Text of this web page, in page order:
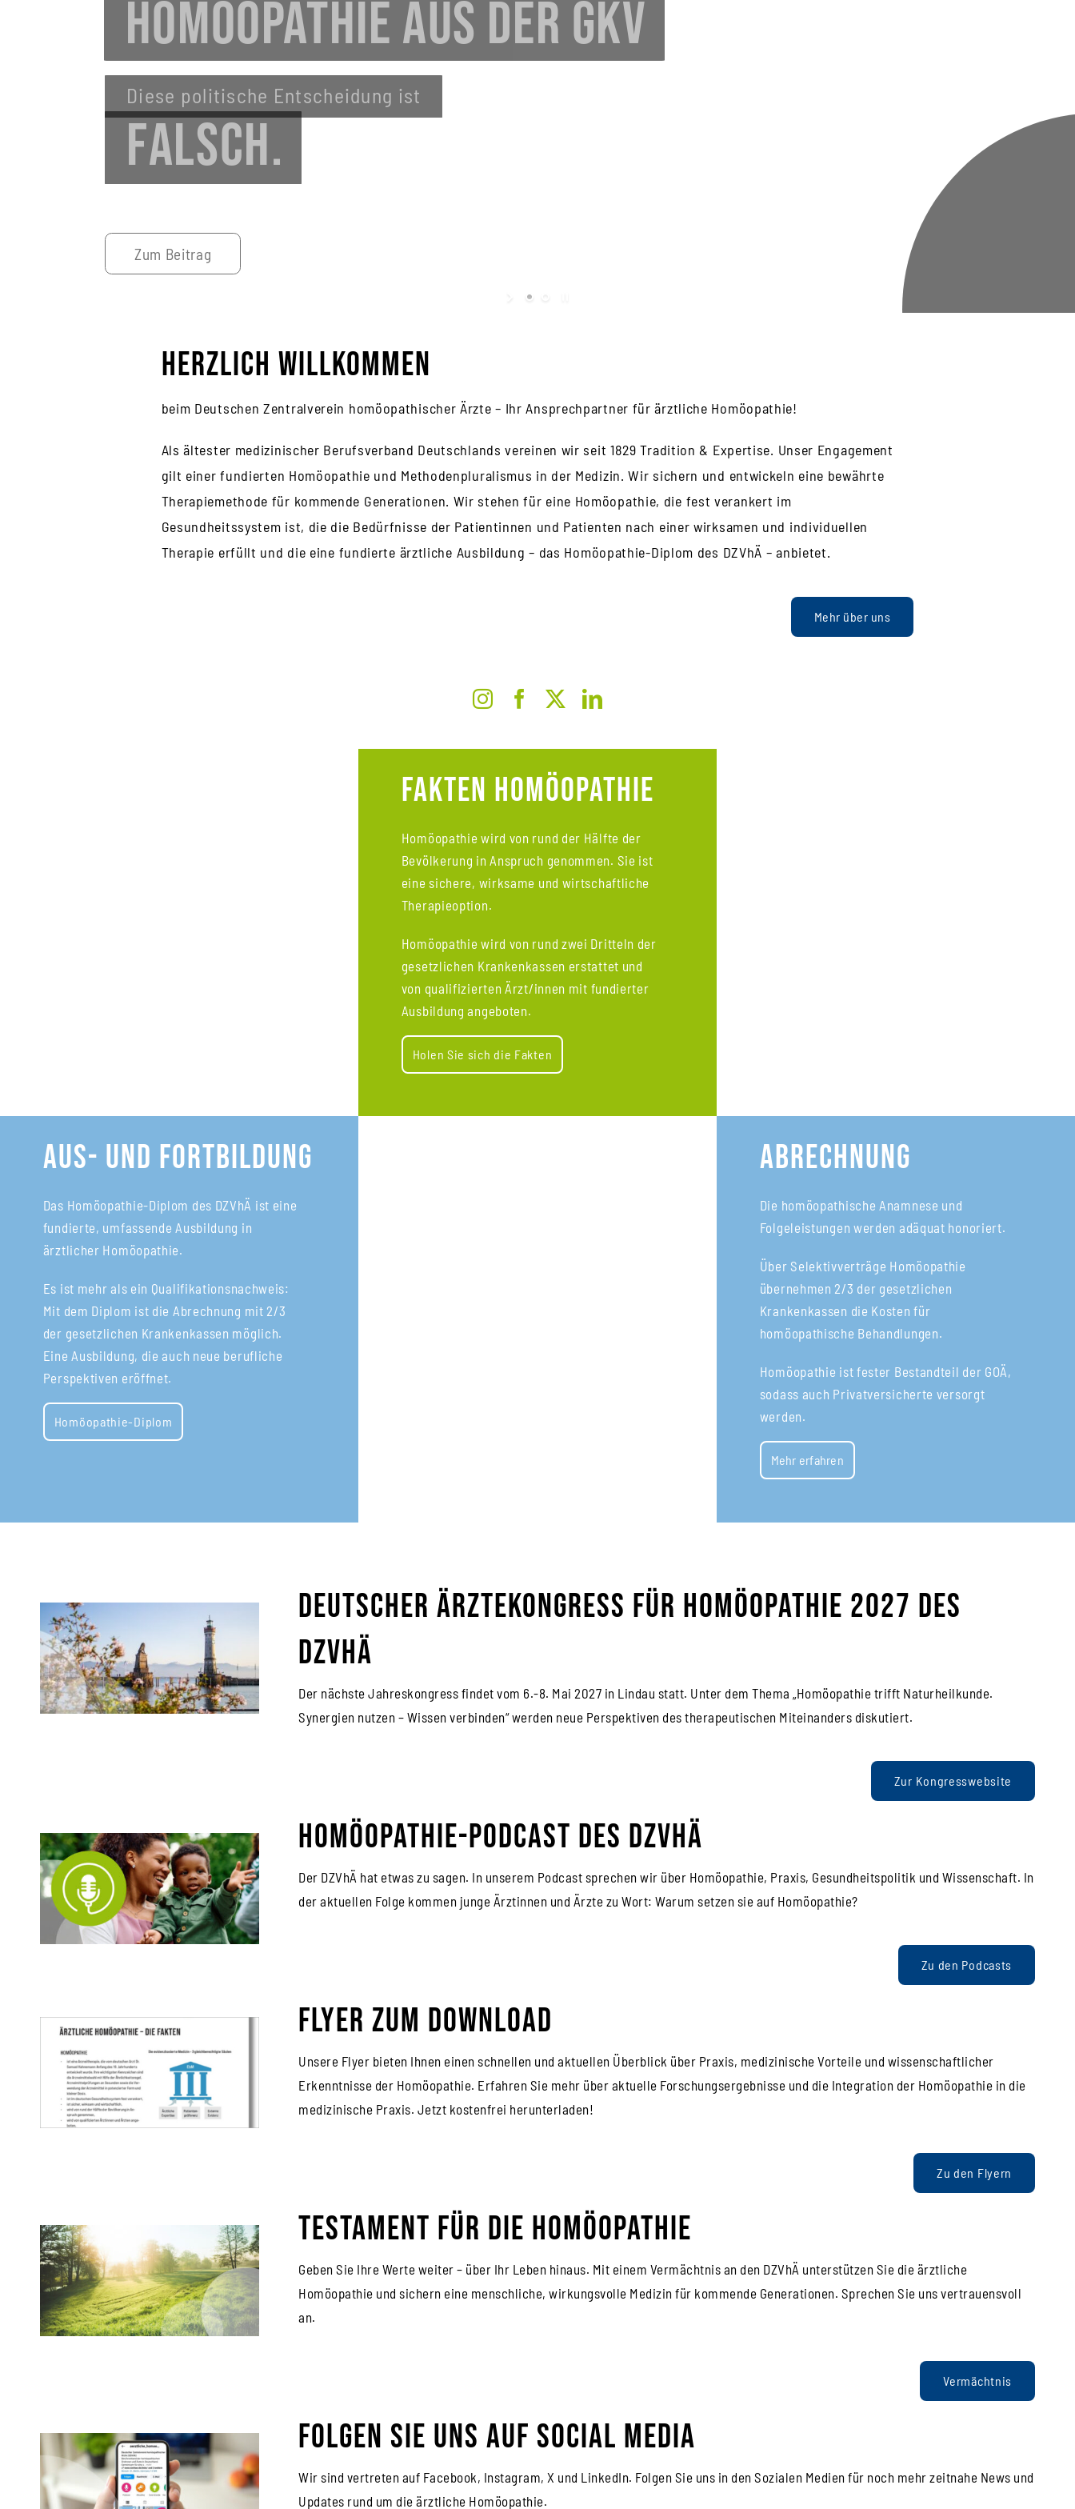
Zur Kampagnenseite
GEMEINSAM ENGAGIERT
So haben wir uns für den
Erhalt der Homöopathie in der GKV
eingesetzt.
Herzlich willkommen
beim Deutschen Zentralverein homöopathischer Ärzte – Ihr Ansprechpartner für ärztliche Homöopathie!
Als ältester medizinischer Berufsverband Deutschlands vereinen wir seit 1829 Tradition & Expertise. Unser Engagement
gilt einer fundierten Homöopathie und Methodenpluralismus in der Medizin. Wir sichern und entwickeln eine bewährte
Therapiemethode für kommende Generationen. Wir stehen für eine Homöopathie, die fest verankert im
Gesundheitssystem ist, die die Bedürfnisse der Patientinnen und Patienten nach einer wirksamen und individuellen
Therapie erfüllt und die eine fundierte ärztliche Ausbildung – das Homöopathie-Diplom des DZVhÄ – anbietet.
Mehr über uns
Fakten Homöopathie
Homöopathie wird von rund der Hälfte der
Bevölkerung in Anspruch genommen. Sie ist
eine sichere, wirksame und wirtschaftliche
Therapieoption.
Homöopathie wird von rund zwei Dritteln der
gesetzlichen Krankenkassen erstattet und
von qualifizierten Ärzt/innen mit fundierter
Ausbildung angeboten.
Holen Sie sich die Fakten
Aus- und Fortbildung
Das Homöopathie-Diplom des DZVhÄ ist eine
fundierte, umfassende Ausbildung in
ärztlicher Homöopathie.
Es ist mehr als ein Qualifikationsnachweis:
Mit dem Diplom ist die Abrechnung mit 2/3
der gesetzlichen Krankenkassen möglich.
Eine Ausbildung, die auch neue berufliche
Perspektiven eröffnet.
Homöopathie-Diplom
Abrechnung
Die homöopathische Anamnese und
Folgeleistungen werden adäquat honoriert.
Über Selektivverträge Homöopathie
übernehmen 2/3 der gesetzlichen
Krankenkassen die Kosten für
homöopathische Behandlungen.
Homöopathie ist fester Bestandteil der GOÄ,
sodass auch Privatversicherte versorgt
werden.
Mehr erfahren
Deutscher Ärztekongress für Homöopathie 2027 des
DZVhÄ
Der nächste Jahreskongress findet vom 6.-8. Mai 2027 in Lindau statt. Unter dem Thema „Homöopathie trifft Naturheilkunde.
Synergien nutzen – Wissen verbinden“ werden neue Perspektiven des therapeutischen Miteinanders diskutiert.
Zur Kongresswebsite
Homöopathie-Podcast des DZVhÄ
Der DZVhÄ hat etwas zu sagen. In unserem Podcast sprechen wir über Homöopathie, Praxis, Gesundheitspolitik und Wissenschaft. In
der aktuellen Folge kommen junge Ärztinnen und Ärzte zu Wort: Warum setzen sie auf Homöopathie?
Zu den Podcasts
Flyer zum Download
Unsere Flyer bieten Ihnen einen schnellen und aktuellen Überblick über Praxis, medizinische Vorteile und wissenschaftlicher
Erkenntnisse der Homöopathie. Erfahren Sie mehr über aktuelle Forschungsergebnisse und die Integration der Homöopathie in die
medizinische Praxis. Jetzt kostenfrei herunterladen!
Zu den Flyern
Testament für die Homöopathie
Geben Sie Ihre Werte weiter – über Ihr Leben hinaus. Mit einem Vermächtnis an den DZVhÄ unterstützen Sie die ärztliche
Homöopathie und sichern eine menschliche, wirkungsvolle Medizin für kommende Generationen. Sprechen Sie uns vertrauensvoll
an.
Vermächtnis
Folgen Sie uns auf Social Media
Wir sind vertreten auf Facebook, Instagram, X und LinkedIn. Folgen Sie uns in den Sozialen Medien für noch mehr zeitnahe News und
Updates rund um die ärztliche Homöopathie.